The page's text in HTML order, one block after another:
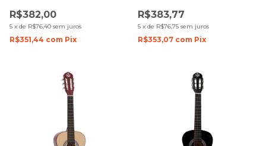
R$382,00
5 x de R$76,40 sem juros
R$351,44 com Pix
CORAÇÃO 1282
R$383,77
5 x de R$76,75 sem juros
R$353,07 com Pix